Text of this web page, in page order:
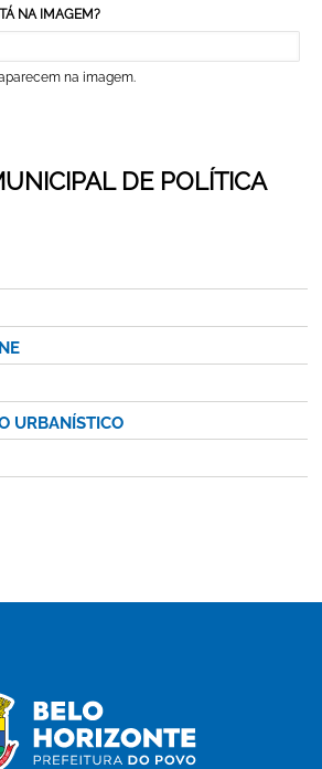
NA IMAGEM?
na imagem.
DE POLÍTICA
URBANÍSTICO